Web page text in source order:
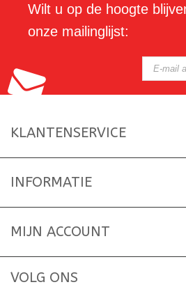
Wilt u op de hoogte
onze mailinglijst:
KLANTENSERVICE
INFORMATIE
MIJN ACCOUNT
VOLG ONS